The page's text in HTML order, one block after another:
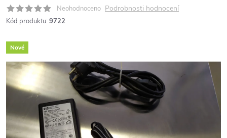
Neohodnoceno Podrobnosti hodnocení
Kód produktu: 9722
Nové